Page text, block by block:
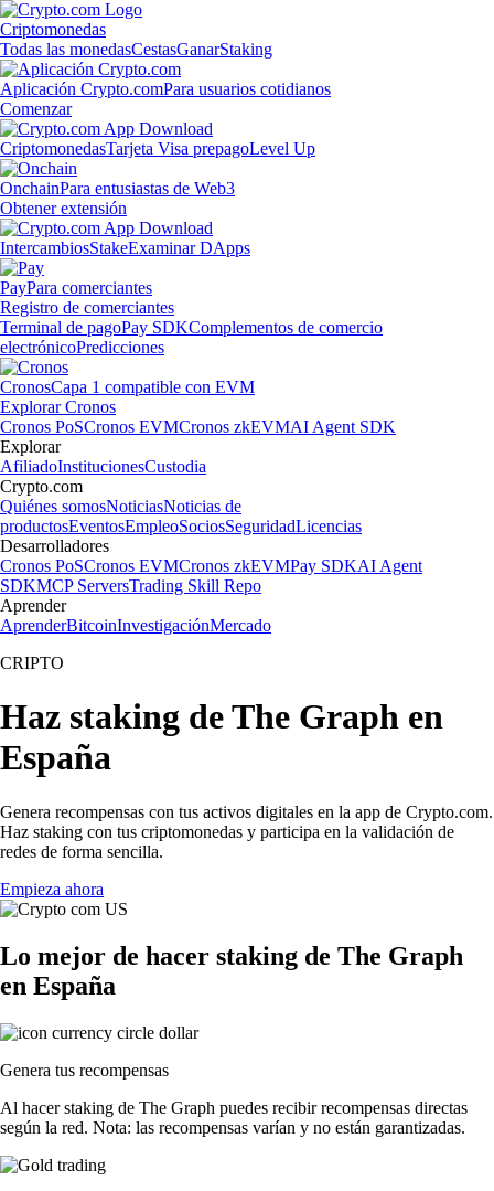
Criptomonedas
Todas las monedasCestasGanarStaking
Aplicación Crypto.comPara usuarios cotidianos
Comenzar
CriptomonedasTarjeta Visa prepagoLevel Up
OnchainPara entusiastas de Web3
Obtener extensión
IntercambiosStakeExaminar DApps
PayPara comerciantes
Registro de comerciantes
Terminal de pagoPay SDKComplementos de comercio
electrónicoPredicciones
CronosCapa 1 compatible con EVM
Explorar Cronos
Cronos PoSCronos EVMCronos zkEVMAI Agent SDK
Explorar
AfiliadoInstitucionesCustodia
Crypto.com
Quiénes somosNoticiasNoticias de
productosEventosEmpleoSociosSeguridadLicencias
Desarrolladores
Cronos PoSCronos EVMCronos zkEVMPay SDKAI Agent
SDKMCP ServersTrading Skill Repo
Aprender
AprenderBitcoinInvestigaciónMercado
CRIPTO
Haz staking de The Graph en
España
Genera recompensas con tus activos digitales en la app de Crypto.com.
Haz staking con tus criptomonedas y participa en la validación de
redes de forma sencilla.
Empieza ahora
Lo mejor de hacer staking de The Graph
en España
Genera tus recompensas
Al hacer staking de The Graph puedes recibir recompensas directas
según la red. Nota: las recompensas varían y no están garantizadas.